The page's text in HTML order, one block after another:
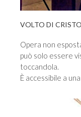
VOLTO DI CRISTO
Opera non
può solo essere
toccandola.
È accessibile a